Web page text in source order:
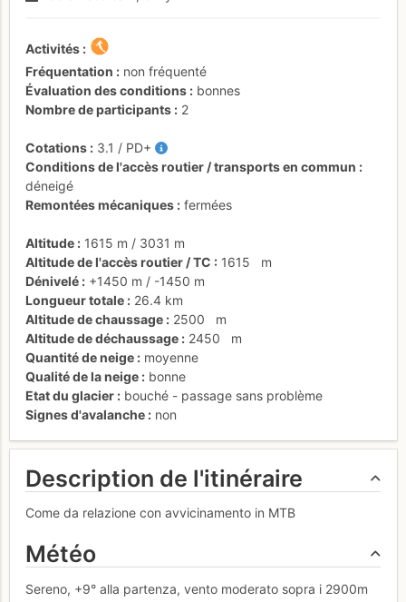
Activités
Fréquentation
non fréquenté
Évaluation des conditions
bonnes
Nombre de participants
2
Cotations 3.1 / PD+
Conditions de l'accès routier / transports en commun
déneigé
Remontées mécaniques
fermées
Altitude 1615 m / 3031 m
Altitude de l'accès routier / TC
1615
m
Dénivelé
+1450 m / -1450 m
Longueur totale
26.4 km
Altitude de chaussage
2500
m
Altitude de déchaussage
2450
m
Quantité de neige
moyenne
Qualité de la neige
bonne
Etat du glacier
bouché - passage sans problème
Signes d'avalanche
non
Description de l'itinéraire
Come da relazione con avvicinamento in MTB
Météo
Sereno, +9° alla partenza, vento moderato sopra i 2900m